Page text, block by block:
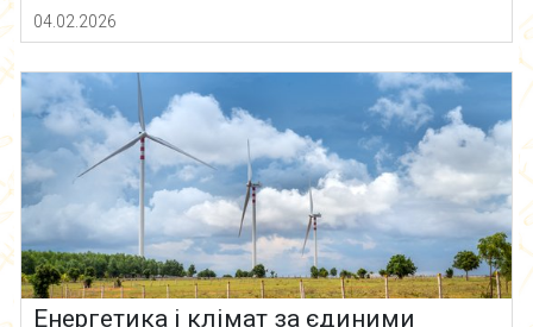
04.02.2026
Енергетика і клімат за єдиними